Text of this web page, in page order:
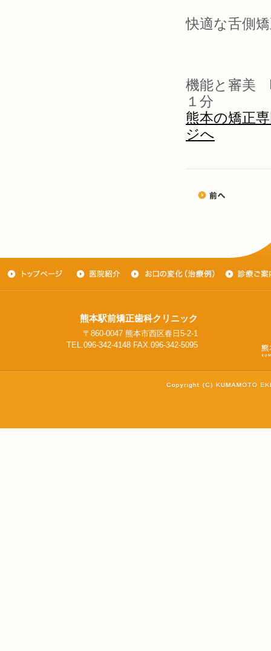
快適な舌側
機能と審美
１分
熊本の矯正
ジへ
熊本駅前矯正歯科クリニック
〒860-0047 熊本市西区春日5-2-1
TEL.096-342-4148 FAX.096-342-5095